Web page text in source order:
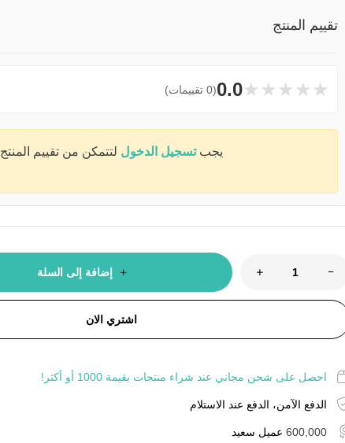
تقييم المنتج
★
★
★
★
★
0.0(0 تقييمات)
يجبتسجيل الدخول لتتمكن من تقييم المنتج
إضافة إلى السلة
اشتري الان
احصل على شحن مجاني عند شراء منتجات بقيمة 1000 أو أكثر!
الدفع الآمن، الدفع عند الاستلام
600,000 عميل سعيد